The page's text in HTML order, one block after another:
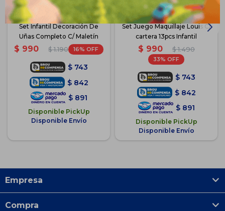
Set Infantil Decoración De
Uñas Completo C/ Maletín
$ 990 $ 1.190 16
$ 743
$ 842
$ 891
Disponible PickUp
Disponible Envío
Set Juego Maquillaje Louis C/
cartera 13pcs Infantil
$ 990 $ 1.490
33
$ 743
$ 842
$ 891
Disponible PickUp
Disponible Envío
Empresa
Compra